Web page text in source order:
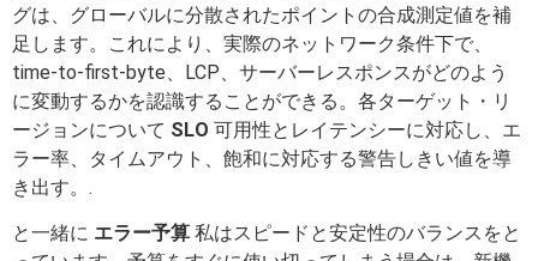
グは、グローバルに分散されたポイントの合成測定値を補
足します。これにより、実際のネットワーク条件下で、
time-to-first-byte、LCP、サーバーレスポンスがどのよう
に変動するかを認識することができる。各ターゲット・リ
ージョンについて SLO 可用性とレイテンシーに対応し、エ
ラー率、タイムアウト、飽和に対応する警告しきい値を導
き出す。.
と一緒に エラー予算 私はスピードと安定性のバランスをと